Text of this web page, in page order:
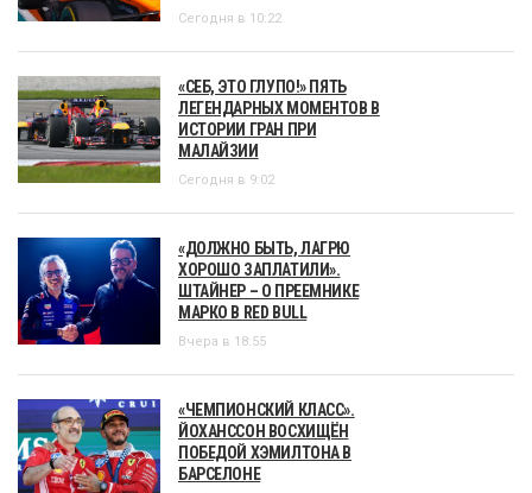
Сегодня в 10:22
«СЕБ, ЭТО ГЛУПО!» ПЯТЬ
ЛЕГЕНДАРНЫХ МОМЕНТОВ В
ИСТОРИИ ГРАН ПРИ
МАЛАЙЗИИ
Сегодня в 9:02
«ДОЛЖНО БЫТЬ, ЛАГРЮ
ХОРОШО ЗАПЛАТИЛИ».
ШТАЙНЕР – О ПРЕЕМНИКЕ
МАРКО В RED BULL
Вчера в 18:55
«ЧЕМПИОНСКИЙ КЛАСС».
ЙОХАНССОН ВОСХИЩЁН
ПОБЕДОЙ ХЭМИЛТОНА В
БАРСЕЛОНЕ